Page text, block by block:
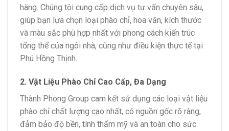
hàng. Chúng tôi cung cấp dịch vụ tư vấn chuyên sâu,
giúp bạn lựa chọn loại phào chỉ, hoa văn, kích thước
và màu sắc phù hợp nhất với phong cách kiến trúc
tổng thể của ngôi nhà, cũng như điều kiện thực tế tại
Phú Hồng Thịnh.
2. Vật Liệu Phào Chỉ Cao Cấp, Đa Dạng
Thành Phong Group cam kết sử dụng các loại vật liệu
phào chỉ chất lượng cao nhất, có nguồn gốc rõ ràng,
đảm bảo độ bền, tính thẩm mỹ và an toàn cho sức